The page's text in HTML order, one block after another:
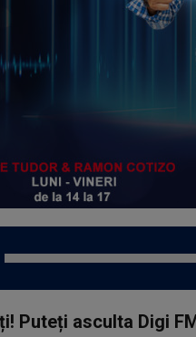
Puteți asculta Digi